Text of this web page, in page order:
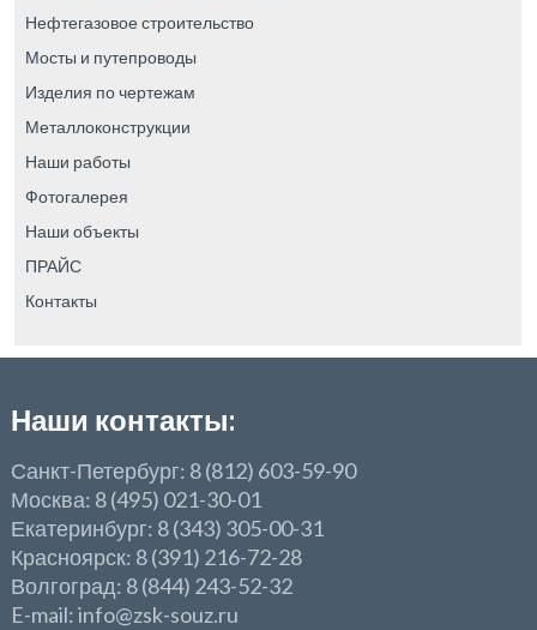
Нефтегазовое строительство
Мосты и путепроводы
Изделия по чертежам
Металлоконструкции
Наши работы
Фотогалерея
Наши объекты
ПРАЙС
Контакты
Наши контакты:
Санкт-Петербург: 8 (812) 603-59-90
Москва: 8 (495) 021-30-01
Екатеринбург: 8 (343) 305-00-31
Красноярск: 8 (391) 216-72-28
Волгоград: 8 (844) 243-52-32
E-mail: info@zsk-souz.ru